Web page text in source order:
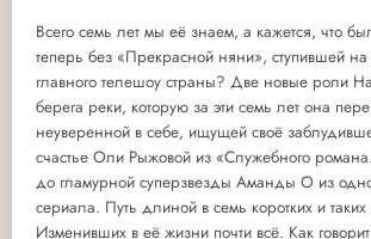
Всего семь лет мы её знаем, а кажется, что
теперь без «Прекрасной няни», ступившей
главного телешоу страны? Две новые роли
берега реки, которую за эти семь лет она
неуверенной в себе, ищущей своё
счастье Оли Рыжовой из «Служебного
до гламурной суперзвезды Аманды О из
сериала. Путь длиной в семь коротких и таких
Изменивших в её жизни почти всё. Как